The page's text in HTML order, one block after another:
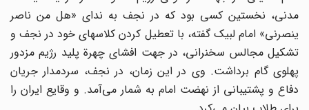
مدنی، نخستین کسی بود که در نجف به ندای «هل من ناصر
ینصرنی» امام لبیک گفته، با تعطیل کردن کلاسهای خود در نجف و
تشکیل مجالس سخنرانی، در جهت افشای چهرة پلید رژیم مزدور
پهلوی گام برداشت. وی در این زمان، در نجف، سردمدار جریان
دفاع و پشتیبانی از نهضت امام به شمار می‌آمد. و وقایع ایران را